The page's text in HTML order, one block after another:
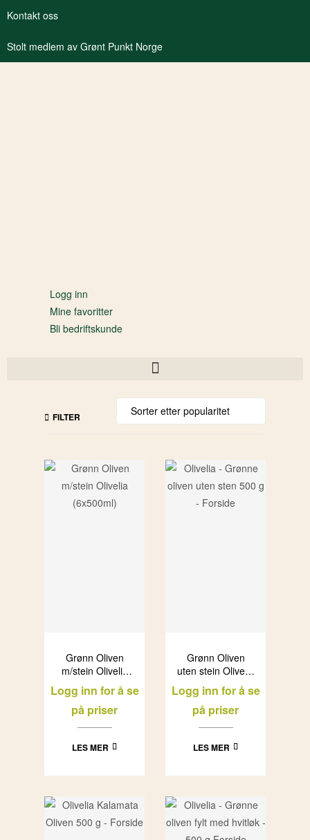
Kontakt oss
Stolt medlem av Grønt Punkt Norge
Logg inn
Mine favoritter
Bli bedriftskunde
FILTER
Grønn Oliven
m/stein Olivelia
(6x500ml)
Logg inn for å se
på priser
LES MER
Grønn Oliven
uten stein Olivelia
i glass (6x500ml)
Logg inn for å se
på priser
LES MER